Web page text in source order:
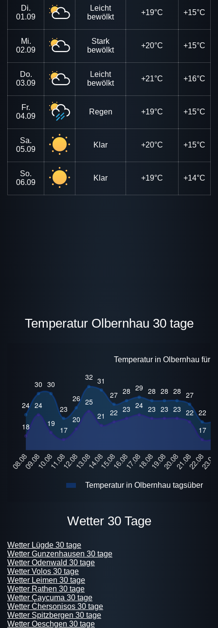
Di.
01.09
Leicht
bewölkt
+19°C +15°C
Mi.
02.09
Stark
bewölkt
+20°C +15°C
Do.
03.09
Leicht
bewölkt
+21°C +16°C
Fr.
04.09
Regen +19°C +15°C
Sa.
05.09
Klar +20°C +15°C
So.
06.09
Klar +19°C +14°C
Temperatur Olbernhau 30 tage
Temperatur in Olbernhau für
Temperatur in Olbernhau tagsüber
Wetter 30 Tage
Wetter Lügde 30 tage
Wetter Gunzenhausen 30 tage
Wetter Odenwald 30 tage
Wetter Volos 30 tage
Wetter Leimen 30 tage
Wetter Rathen 30 tage
Wetter Çaycuma 30 tage
Wetter Chersonisos 30 tage
Wetter Spitzbergen 30 tage
Wetter Oeschgen 30 tage